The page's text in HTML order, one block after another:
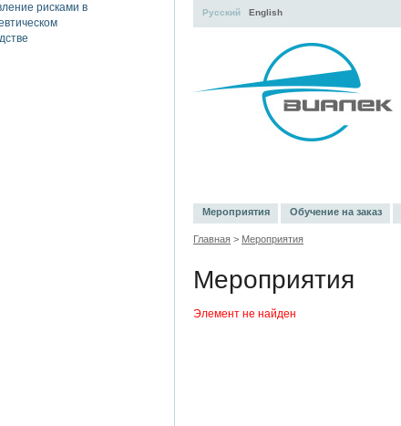
Русский English
Мероприятия Обучение на заказ
Главная > Мероприятия
Мероприятия
Элемент не найден